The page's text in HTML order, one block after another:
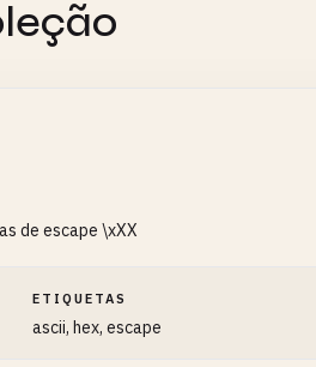
de escape \xXX
ETIQUETAS
ascii, hex, escape